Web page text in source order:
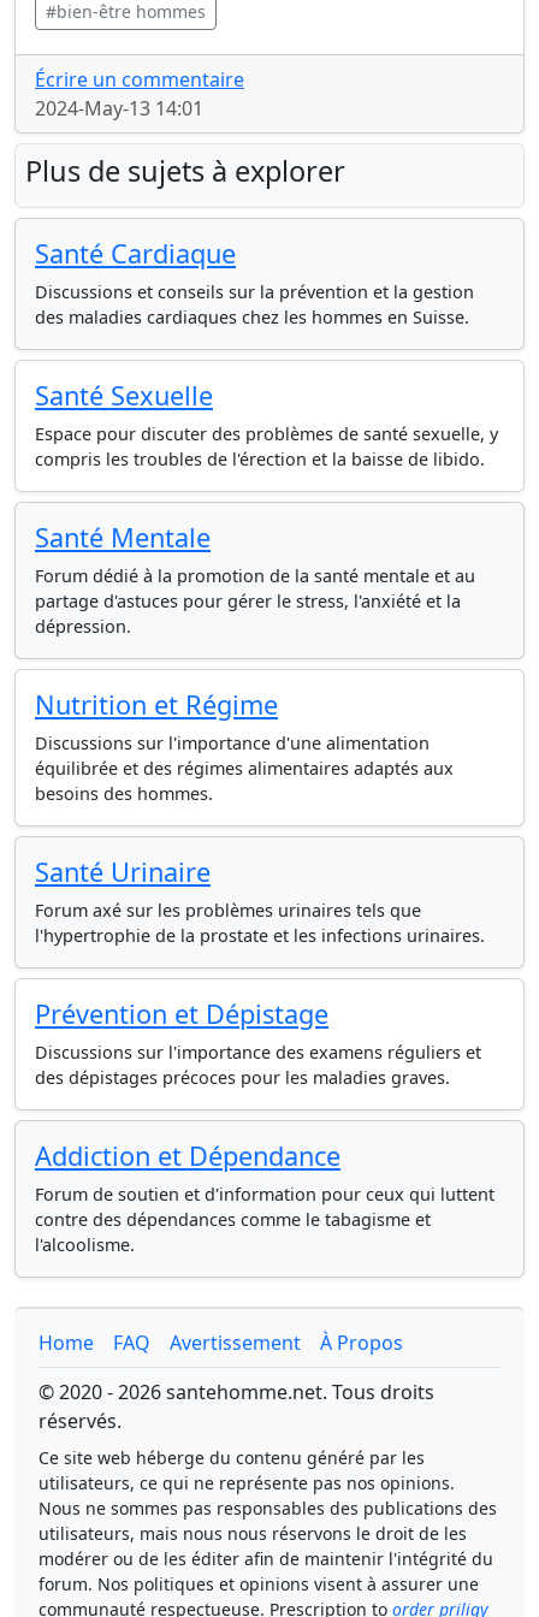
#bien-être hommes
Écrire un commentaire
2024-May-13 14:01
Plus de sujets à explorer
Santé Cardiaque
Discussions et conseils sur la prévention et la gestion
des maladies cardiaques chez les hommes en Suisse.
Santé Sexuelle
Espace pour discuter des problèmes de santé sexuelle, y
compris les troubles de l'érection et la baisse de libido.
Santé Mentale
Forum dédié à la promotion de la santé mentale et au
partage d'astuces pour gérer le stress, l'anxiété et la
dépression.
Nutrition et Régime
Discussions sur l'importance d'une alimentation
équilibrée et des régimes alimentaires adaptés aux
besoins des hommes.
Santé Urinaire
Forum axé sur les problèmes urinaires tels que
l'hypertrophie de la prostate et les infections urinaires.
Prévention et Dépistage
Discussions sur l'importance des examens réguliers et
des dépistages précoces pour les maladies graves.
Addiction et Dépendance
Forum de soutien et d'information pour ceux qui luttent
contre des dépendances comme le tabagisme et
l'alcoolisme.
Home FAQ Avertissement
À Propos
© 2020 - 2026 santehomme.net. Tous droits
réservés.
Ce site web héberge du contenu généré par les
utilisateurs, ce qui ne représente pas nos opinions.
Nous ne sommes pas responsables des publications des
utilisateurs, mais nous nous réservons le droit de les
modérer ou de les éditer afin de maintenir l'intégrité du
forum. Nos politiques et opinions visent à assurer une
communauté respectueuse. Prescription to order priligy